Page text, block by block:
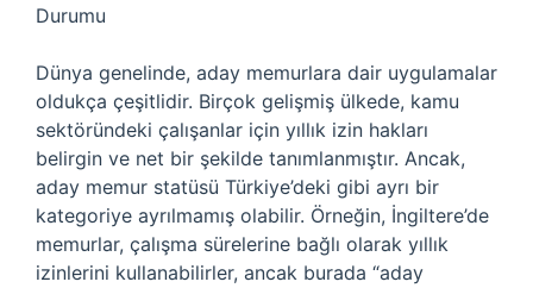
Durumu
Dünya genelinde, aday memurlara dair uygulamalar
oldukça çeşitlidir. Birçok gelişmiş ülkede, kamu
sektöründeki çalışanlar için yıllık izin hakları
belirgin ve net bir şekilde tanımlanmıştır. Ancak,
aday memur statüsü Türkiye’deki gibi ayrı bir
kategoriye ayrılmamış olabilir. Örneğin, İngiltere’de
memurlar, çalışma sürelerine bağlı olarak yıllık
izinlerini kullanabilirler, ancak burada “aday